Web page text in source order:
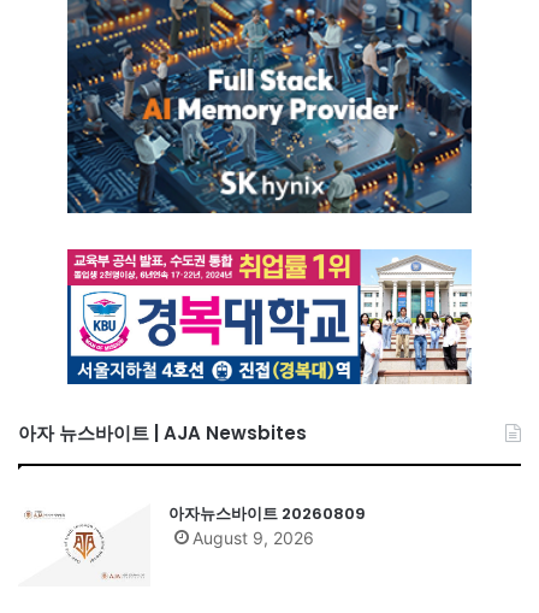
아자 뉴스바이트 | AJA Newsbites
아자뉴스바이트 20260809
August 9, 2026